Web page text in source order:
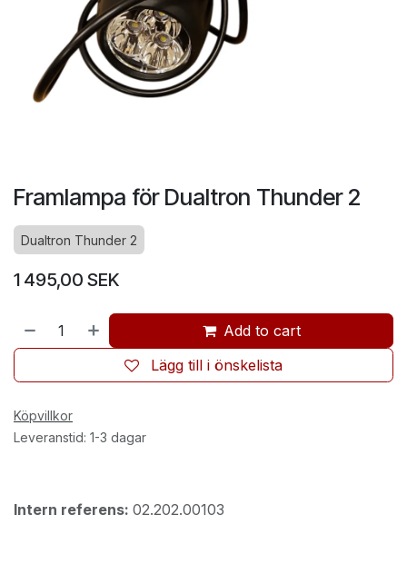
Framlampa för Dualtron Thunder 2
Dualtron Thunder 2
1 495,00 SEK
Add to cart
Lägg till i önskelista
Köpvillkor
Leveranstid: 1-3 dagar
Intern referens: 02.202.00103